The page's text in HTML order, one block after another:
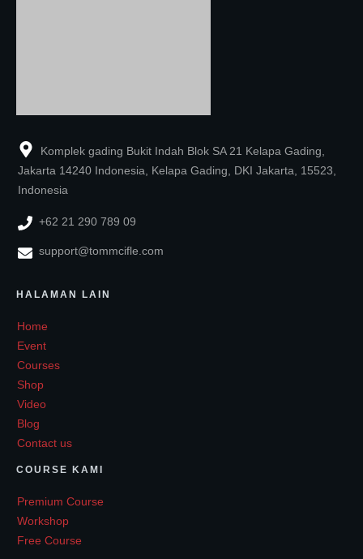
Komplek gading Bukit Indah Blok SA 21 Kelapa Gading,
Jakarta 14240 Indonesia, Kelapa Gading, DKI Jakarta, 15523,
Indonesia
+62 21 290 789 09
support@tommcifle.com
HALAMAN LAIN
Home
Event
Courses
Shop
Video
Blog
Contact us
COURSE KAMI
Premium Course
Workshop
Free Course